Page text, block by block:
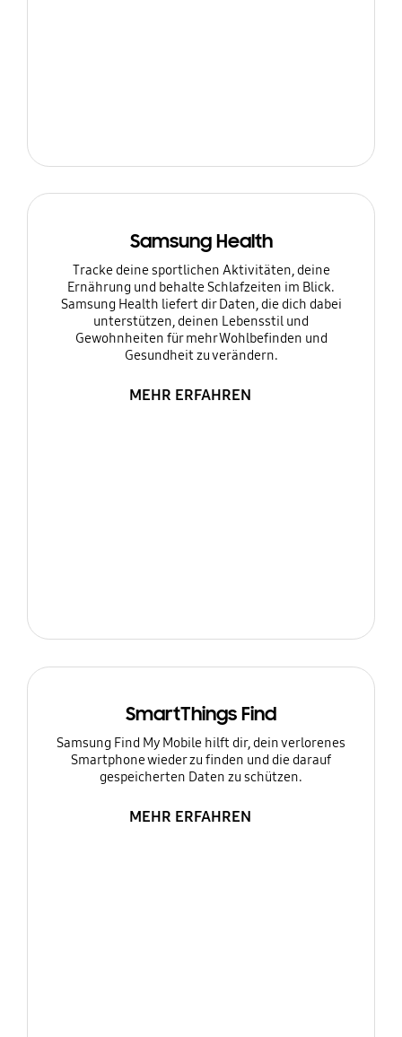
Samsung Health
Tracke deine sportlichen Aktivitäten, deine
Ernährung und behalte Schlafzeiten im Blick.
Samsung Health liefert dir Daten, die dich dabei
unterstützen, deinen Lebensstil und
Gewohnheiten für mehr Wohlbefinden und
Gesundheit zu verändern.
MEHR ERFAHREN
SmartThings Find
Samsung Find My Mobile hilft dir, dein verlorenes
Smartphone wieder zu finden und die darauf
gespeicherten Daten zu schützen.
MEHR ERFAHREN